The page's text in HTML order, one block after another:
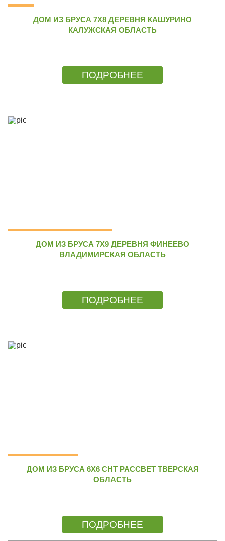
ДОМ ИЗ БРУСА 7Х8 ДЕРЕВНЯ КАШУРИНО
КАЛУЖСКАЯ ОБЛАСТЬ
ПОДРОБНЕЕ
ДОМ ИЗ БРУСА 7Х9 ДЕРЕВНЯ ФИНЕЕВО
ВЛАДИМИРСКАЯ ОБЛАСТЬ
ПОДРОБНЕЕ
ДОМ ИЗ БРУСА 6Х6 СНТ РАССВЕТ ТВЕРСКАЯ
ОБЛАСТЬ
ПОДРОБНЕЕ